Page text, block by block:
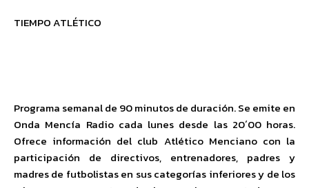
TIEMPO ATLÉTICO
Programa semanal de 90 minutos de duración. Se emite en
Onda Mencía Radio cada lunes desde las 20´00 horas.
Ofrece información del club Atlético Menciano con la
participación de directivos, entrenadores, padres y
madres de futbolistas en sus categorías inferiores y de los